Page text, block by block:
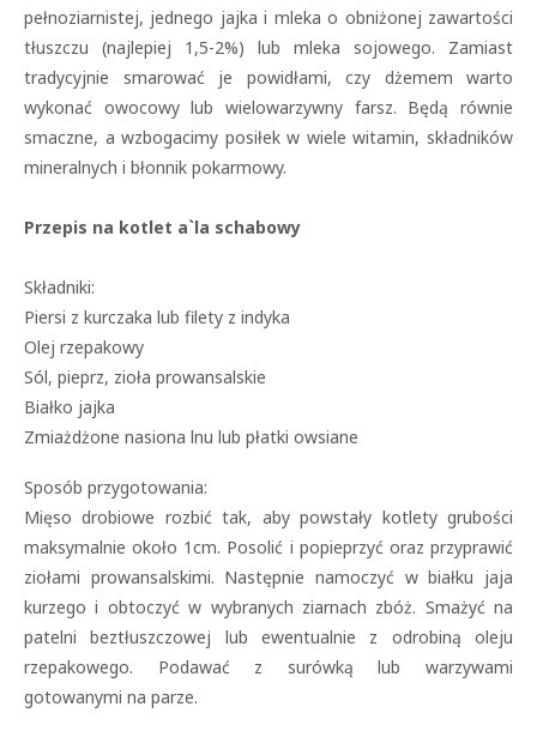
pełnoziarnistej, jednego jajka i mleka o obniżonej zawartości
tłuszczu (najlepiej 1,5-2%) lub mleka sojowego. Zamiast
tradycyjnie smarować je powidłami, czy dżemem warto
wykonać owocowy lub wielowarzywny farsz. Będą równie
smaczne, a wzbogacimy posiłek w wiele witamin, składników
mineralnych i błonnik pokarmowy.
Przepis na kotlet a`la schabowy
Składniki:
Piersi z kurczaka lub filety z indyka
Olej rzepakowy
Sól, pieprz, zioła prowansalskie
Białko jajka
Zmiażdżone nasiona lnu lub płatki owsiane
Sposób przygotowania:
Mięso drobiowe rozbić tak, aby powstały kotlety grubości
maksymalnie około 1cm. Posolić i popieprzyć oraz przyprawić
ziołami prowansalskimi. Następnie namoczyć w białku jaja
kurzego i obtoczyć w wybranych ziarnach zbóż. Smażyć na
patelni beztłuszczowej lub ewentualnie z odrobiną oleju
rzepakowego. Podawać z surówką lub warzywami
gotowanymi na parze.